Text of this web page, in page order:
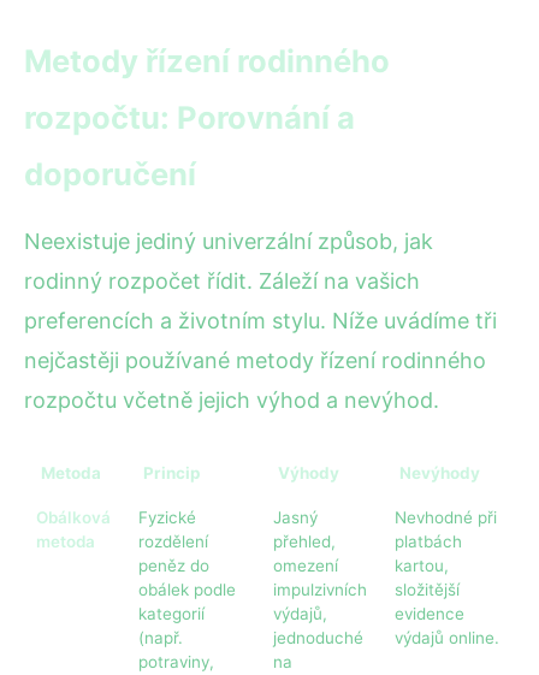
Metody řízení rodinného
rozpočtu: Porovnání a
doporučení
Neexistuje jediný univerzální způsob, jak
rodinný rozpočet řídit. Záleží na vašich
preferencích a životním stylu. Níže uvádíme tři
nejčastěji používané metody řízení rodinného
rozpočtu včetně jejich výhod a nevýhod.
Metoda Princip Výhody Nevýhody
Obálková
metoda
Fyzické
rozdělení
peněz do
obálek podle
kategorií
(např.
potraviny,
Jasný
přehled,
omezení
impulzivních
výdajů,
jednoduché
na
Nevhodné při
platbách
kartou,
složitější
evidence
výdajů online.